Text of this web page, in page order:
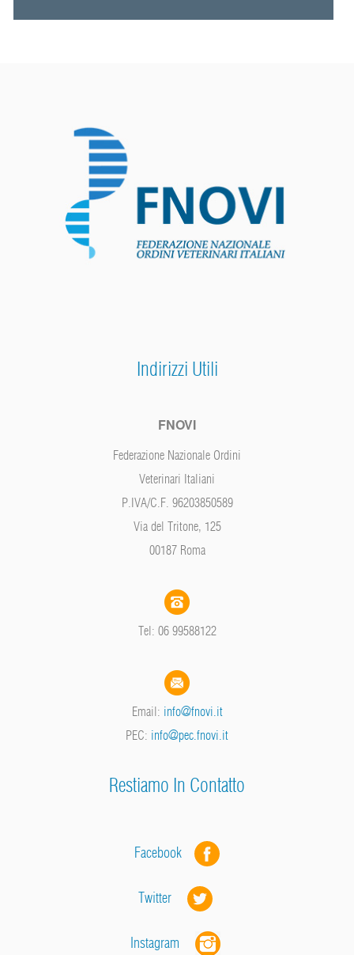
Indirizzi Utili
FNOVI
Federazione Nazionale Ordini
Veterinari Italiani
P.IVA/C.F. 96203850589
Via del Tritone, 125
00187 Roma
Tel: 06 99588122
Email: info@fnovi.it
PEC: info@pec.fnovi.it
Restiamo In Contatto
Facebook
Twitter
Instagram